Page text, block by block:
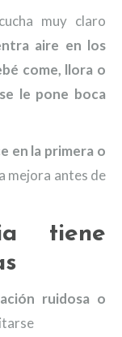
muy claro
aire en los
come, llora o
le pone boca
en la primera o
mejora antes de
tiene
ruidosa o